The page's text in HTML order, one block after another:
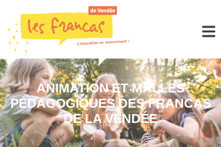
Panneau de gestion des cookies
ANIMATION ET MALLES
PÉDAGOGIQUES DES FRANCAS
DE LA VENDÉE